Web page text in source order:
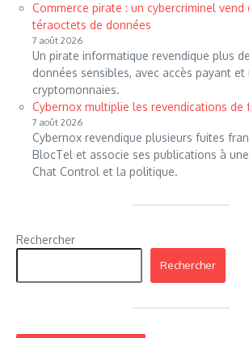
Commerce pirate : un cybercriminel vend
téraoctets de données
7 août 2026
Un pirate informatique revendique plus
données sensibles, avec accès payant
cryptomonnaies.
Cybernox multiplie les revendications de
7 août 2026
Cybernox revendique plusieurs fuites
BlocTel et associe ses publications à
Chat Control et la politique.
Rechercher
Rechercher